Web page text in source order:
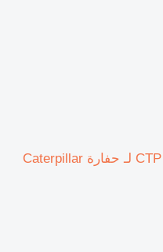
طوق المكبس CTP COSTEX 8P-2023 لـ حفارة Caterpillar